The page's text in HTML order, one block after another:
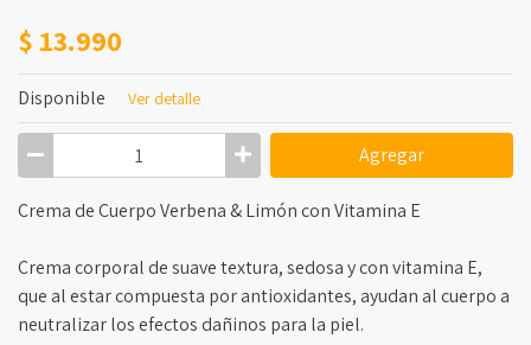
$ 13.990
Disponible Ver detalle
Agregar
Crema de Cuerpo Verbena & Limón con Vitamina E
Crema corporal de suave textura, sedosa y con vitamina E,
que al estar compuesta por antioxidantes, ayudan al cuerpo a
neutralizar los efectos dañinos para la piel.